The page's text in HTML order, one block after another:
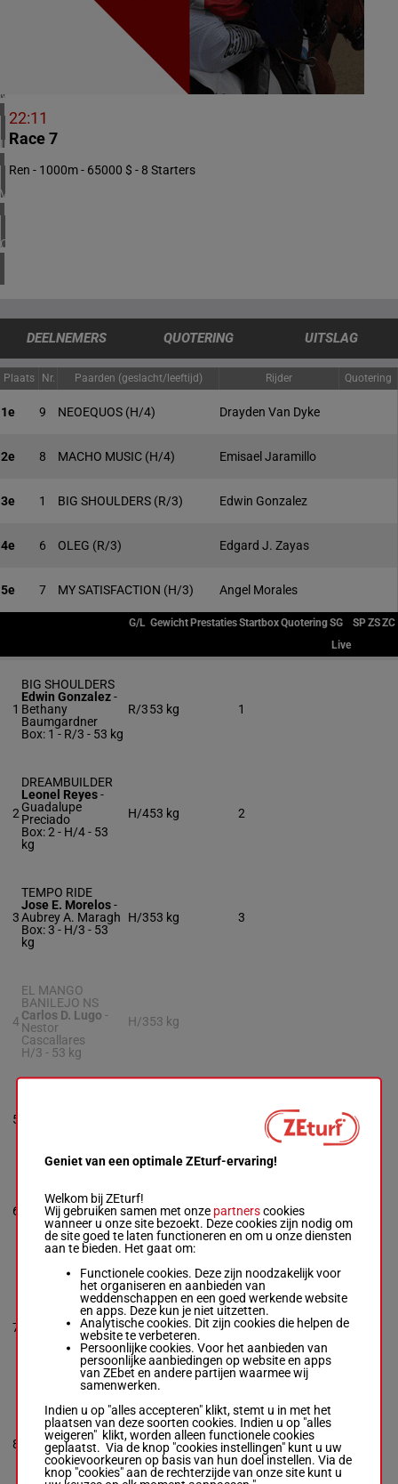
VERENIGD KONINKRIJK
6 meeting(s)
IERLAND
2 meeting(s)
VERENIGDE STATEN
4 meeting(s)
CANADA
1 meeting(s)
22:11
Race 7
Ren - 1000m - 65000 $ - 8 Starters
DEELNEMERS QUOTERING UITSLAG
Plaats Nr. Paarden (geslacht/leeftijd) Rijder Quotering
1e 9 NEOEQUOS (H/4) Drayden Van Dyke
2e 8 MACHO MUSIC (H/4) Emisael Jaramillo
3e 1 BIG SHOULDERS (R/3) Edwin Gonzalez
4e 6 OLEG (R/3) Edgard J. Zayas
5e 7 MY SATISFACTION (H/3) Angel Morales
G/L Gewicht PrestatiesStartboxQuoteringSG SPZSZC
Live
1
BIG SHOULDERS
Edwin Gonzalez-
Bethany
Baumgardner
Box: 1 - R/3 - 53 kg
R/353 kg 1
2
DREAMBUILDER
Leonel Reyes-
Guadalupe
Preciado
Box: 2 - H/4 - 53
kg
H/453 kg 2
3
TEMPO RIDE
Jose E. Morelos-
Aubrey A. Maragh
Box: 3 - H/3 - 53
kg
H/353 kg 3
4
EL MANGO
BANILEJO NS
Carlos D. Lugo -
Nestor
Cascallares
H/3 - 53 kg
H/353 kg
5
6
Edgard J. Zayas-
Jorge Delgado
Box: 6 -R/3 - 53 kg
R/353 kg 6p 6
7
SATISFACTION
Angel Morales-
Guillermo Morales,
H/3 -53
H/353 kg 6p 7
8
MACHO MUSIC
Emisael Jaramillo
R G Crichton
Box: 8 -H/4 -53
H/453 kg 8
Geniet van een optimale ZEturf-ervaring!
Welkom bij ZEturf!
Wij gebruiken samen met onze partnerscookies
wanneer u onze site bezoekt. Deze cookies zijn nodig om
de site goed te laten functioneren en om u onze diensten
aan te bieden. Het gaat om:
Functionele cookies. Deze zijn noodzakelijk voor
het organiseren en aanbieden van
weddenschappen en een goed werkende website
en apps. Deze kun je niet uitzetten.
Analytische cookies. Dit zijn cookies die helpen de
website te verbeteren.
Persoonlijke cookies. Voor het aanbieden van
persoonlijke aanbiedingen op website en apps
van ZEbet en andere partijen waarmee wij
samenwerken.
Indien u op "alles accepteren" klikt, stemt u in met het
plaatsen van deze soorten cookies. Indien u op "alles
weigeren" klikt, worden alleen functionele cookies
geplaatst. Via de knop "cookies instellingen" kunt u uw
cookievoorkeuren op basis van hun doel instellen. Via de
knop "cookies" aan de rechterzijde van onze site kunt u